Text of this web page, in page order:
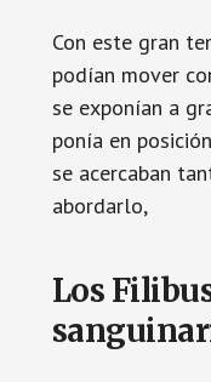
Con este gran
podían mover
se exponían a
ponía en
se acercaban
abordarlo,
Los